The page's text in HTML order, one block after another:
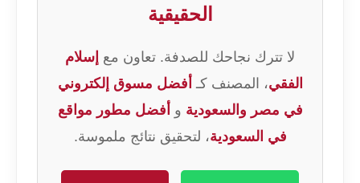
الحقيقية
لا تترك نجاحك للصدفة. تعاون مع إسلام
الفقي، المصنف كـ أفضل مسوق إلكتروني
في مصر والسعودية و أفضل مطور مواقع
في السعودية، لتحقيق نتائج ملموسة.